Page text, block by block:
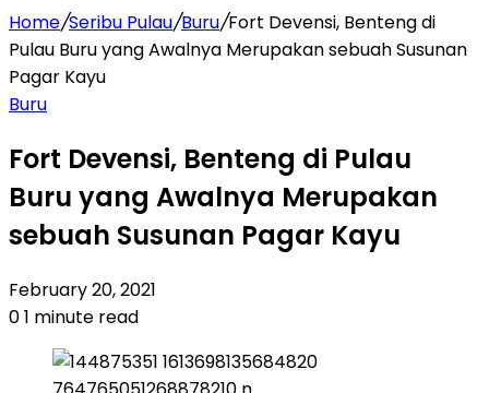
Home/Seribu Pulau/Buru/Fort Devensi, Benteng di
Pulau Buru yang Awalnya Merupakan sebuah Susunan
Pagar Kayu
Buru
Fort Devensi, Benteng di Pulau
Buru yang Awalnya Merupakan
sebuah Susunan Pagar Kayu
February 20, 2021
01 minute read